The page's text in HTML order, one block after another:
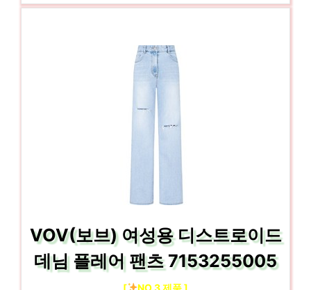
VOV(보브) 여성용 디스트로이드
데님 플레어 팬츠 7153255005
[ NO.3 제품 ]